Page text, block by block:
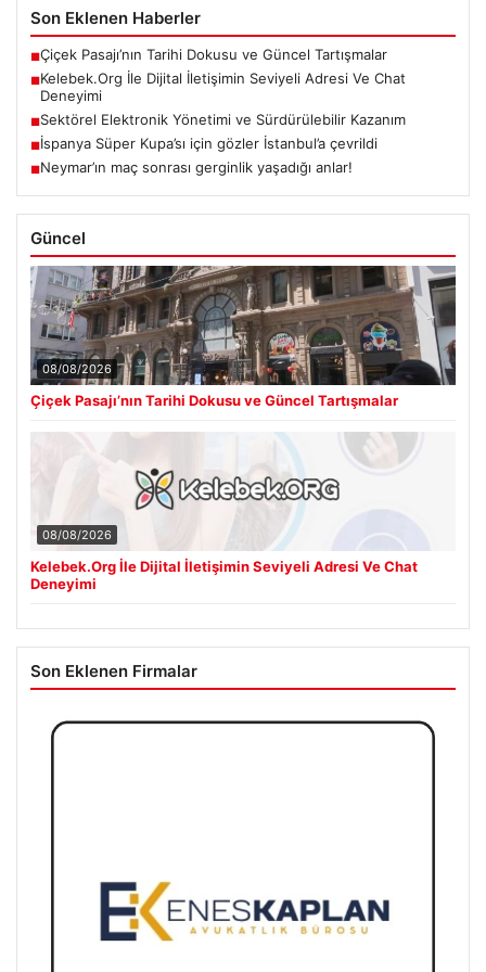
Son Eklenen Haberler
■Çiçek Pasajı’nın Tarihi Dokusu ve Güncel Tartışmalar
■Kelebek.Org İle Dijital İletişimin Seviyeli Adresi Ve Chat
Deneyimi
■Sektörel Elektronik Yönetimi ve Sürdürülebilir Kazanım
■İspanya Süper Kupa’sı için gözler İstanbul’a çevrildi
■Neymar’ın maç sonrası gerginlik yaşadığı anlar!
Güncel
08/08/2026
Çiçek Pasajı’nın Tarihi Dokusu ve Güncel Tartışmalar
08/08/2026
Kelebek.Org İle Dijital İletişimin Seviyeli Adresi Ve Chat
Deneyimi
Son Eklenen Firmalar